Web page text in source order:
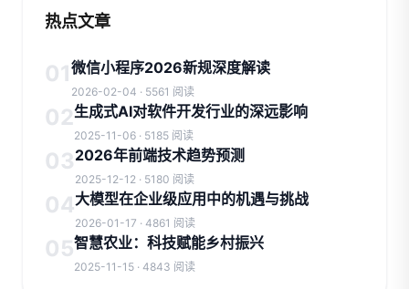
热点文章
01微信小程序2026新规深度解读
2026-02-04 · 5561 阅读
02生成式AI对软件开发行业的深远影响
2025-11-06 · 5185 阅读
032026年前端技术趋势预测
2025-12-12 · 5180 阅读
04大模型在企业级应用中的机遇与挑战
2026-01-17 · 4861 阅读
05智慧农业：科技赋能乡村振兴
2025-11-15 · 4843 阅读